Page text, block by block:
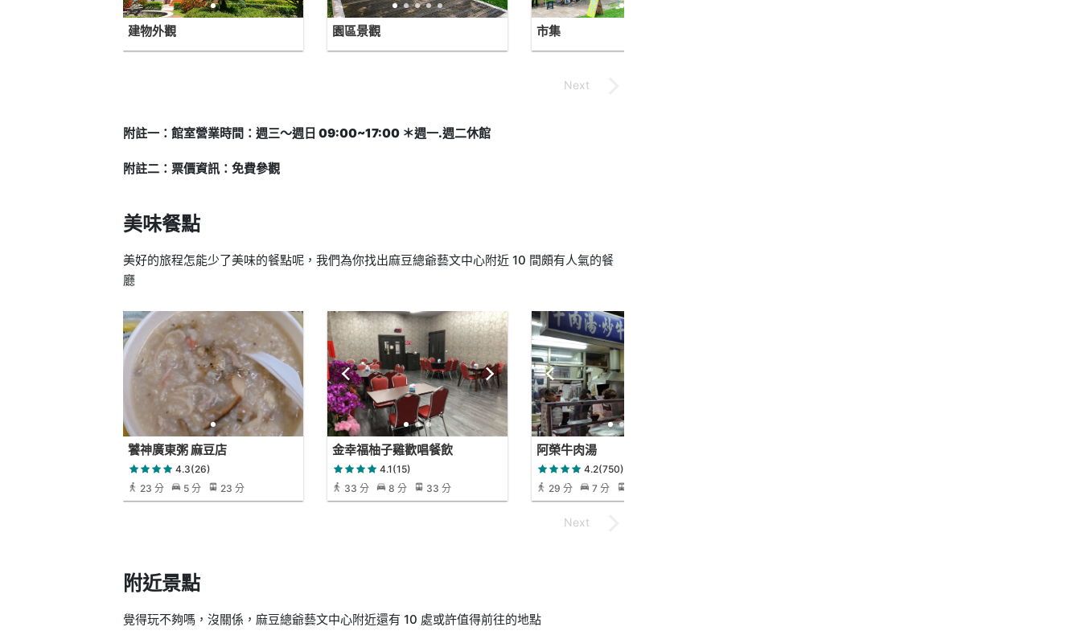
建物外觀 園區景觀 市集
附註一：館室營業時間：週三～週日 09:00~17:00 ＊週一.週二休館
附註二：票價資訊：免費參觀
美味餐點
美好的旅程怎能少了美味的餐點呢，我們為你找出麻豆總爺藝文中心附近 10 間頗有人氣的餐
廳
饕神廣東粥 麻豆店
4.3(26)
23 分
5 分 23 分
金幸福柚子雞歡唱餐飲
4.1(15)
33 分
8 分 33 分
阿榮牛肉湯
4.2(750)
29 分
7 分
附近景點
覺得玩不夠嗎，沒關係，麻豆總爺藝文中心附近還有 10 處或許值得前往的地點